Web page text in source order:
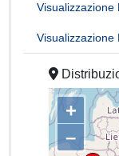
Visualizzazione
Visualizzazione
+
–